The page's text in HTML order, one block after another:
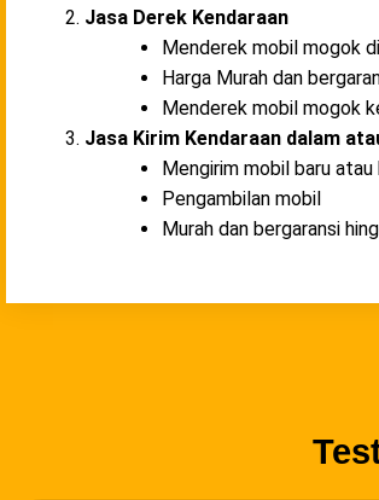
Jasa Derek Kendaraan
Menderek mobil mogok
Harga Murah dan
Menderek mobil mogok
Jasa Kirim Kendaraan dalam
Mengirim mobil baru
Pengambilan mobil
Murah dan bergaransi